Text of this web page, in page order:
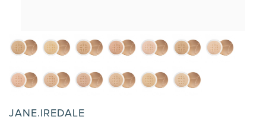
JANE.IREDALE